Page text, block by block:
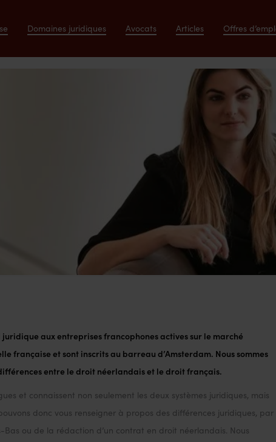
Domaines juridiques Avocats Articles Offres
juridique aux entreprises francophones actives sur le marché
française et sont inscrits au barreau d’Amsterdam. Nous sommes
entre le droit néerlandais et le droit français.
et connaissent non seulement les deux systèmes juridiques, mais
donc vous renseigner à propos des différences juridiques, par
ou de la rédaction d’un contrat en droit néerlandais. Nous